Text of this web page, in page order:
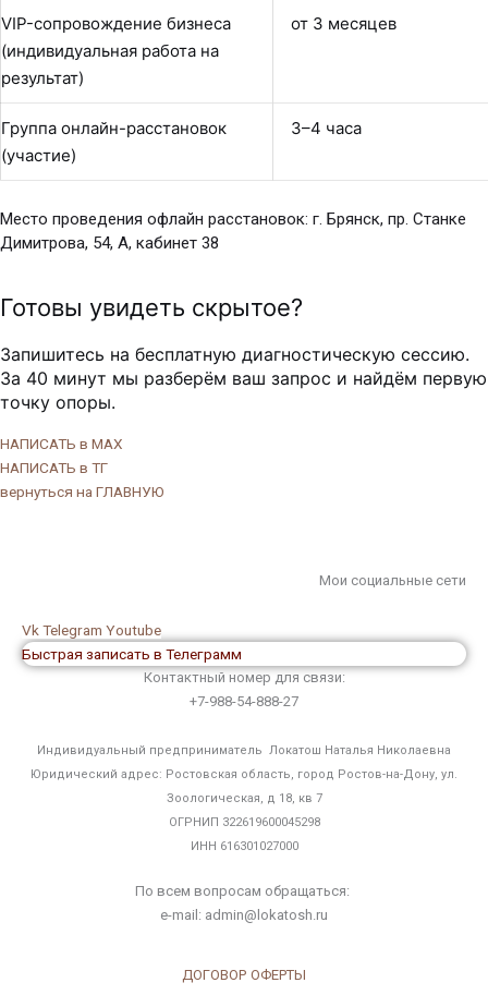
VIP-сопровождение бизнеса
(индивидуальная работа на
результат)
от 3 месяцев
Группа онлайн-расстановок
(участие)
3–4 часа
Место проведения офлайн расстановок: г. Брянск, пр. Станке
Димитрова, 54, А, кабинет 38
Готовы увидеть скрытое?
Запишитесь на бесплатную диагностическую сессию.
За 40 минут мы разберём ваш запрос и найдём первую
точку опоры.
НАПИСАТЬ в МАХ
НАПИСАТЬ в ТГ
вернуться на ГЛАВНУЮ
Мои социальные сети
Vk Telegram Youtube
Быстрая записать в Телеграмм
Контактный номер для связи:
+7-988-54-888-27
Индивидуальный предприниматель Локатош Наталья Николаевна
Юридический адрес: Ростовская область, город Ростов-на-Дону, ул.
Зоологическая, д 18, кв 7
ОГРНИП 322619600045298
ИНН 616301027000
По всем вопросам обращаться:
e-mail: admin@lokatosh.ru
ДОГОВОР ОФЕРТЫ